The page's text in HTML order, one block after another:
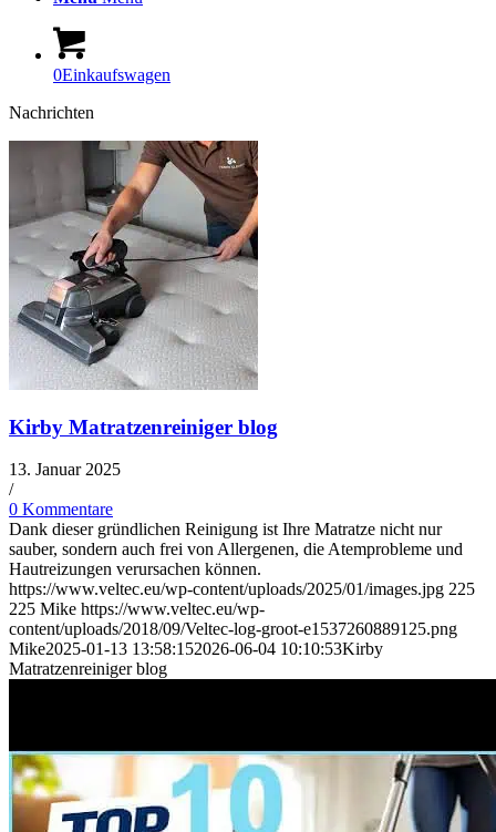
0Einkaufswagen
Nachrichten
Kirby Matratzenreiniger blog
13. Januar 2025
/
0 Kommentare
Dank dieser gründlichen Reinigung ist Ihre Matratze nicht nur
sauber, sondern auch frei von Allergenen, die Atemprobleme und
Hautreizungen verursachen können.
https://www.veltec.eu/wp-content/uploads/2025/01/images.jpg 225
225 Mike https://www.veltec.eu/wp-
content/uploads/2018/09/Veltec-log-groot-e1537260889125.png
Mike2025-01-13 13:58:152026-06-04 10:10:53Kirby
Matratzenreiniger blog